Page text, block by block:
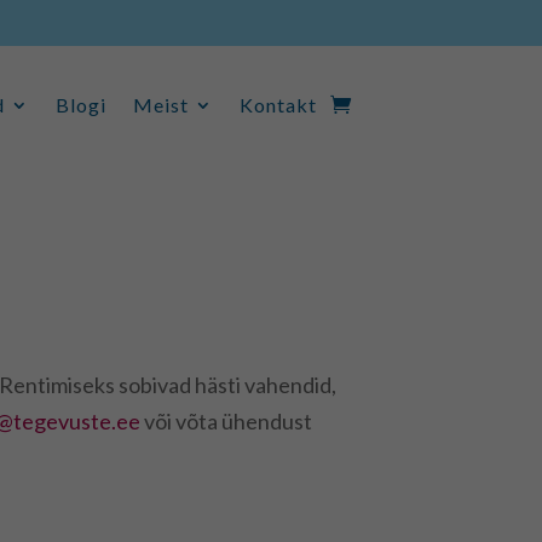
Blogi Meist Kontakt
Blogi Meist Kontakt
sobivad hästi vahendid,
või võta ühendust